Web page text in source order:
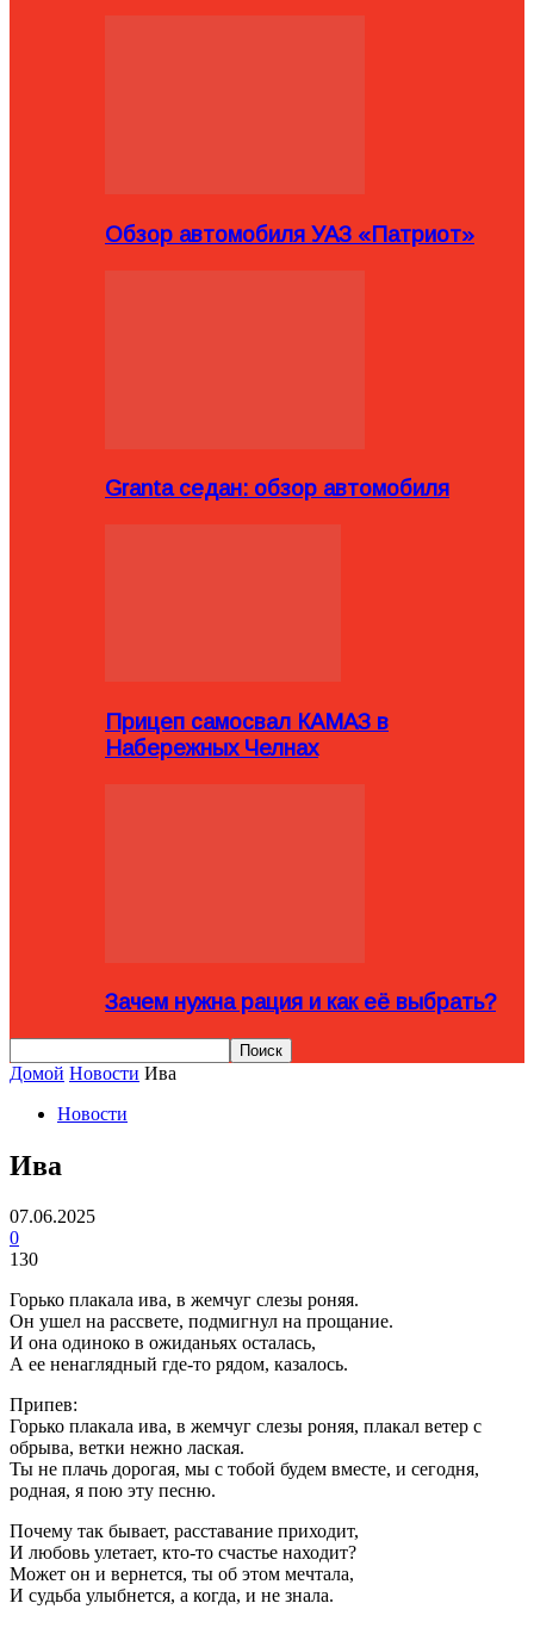
Обзор автомобиля УАЗ «Патриот»
Granta седан: обзор автомобиля
Прицеп самосвал КАМАЗ в
Набережных Челнах
Зачем нужна рация и как её выбрать?
Домой Новости Ива
Новости
Ива
07.06.2025
0
130
Горько плакала ива, в жемчуг слезы роняя.
Он ушел на рассвете, подмигнул на прощание.
И она одиноко в ожиданьях осталась,
А ее ненаглядный где-то рядом, казалось.
Припев:
Горько плакала ива, в жемчуг слезы роняя, плакал ветер с
обрыва, ветки нежно лаская.
Ты не плачь дорогая, мы с тобой будем вместе, и сегодня,
родная, я пою эту песню.
Почему так бывает, расставание приходит,
И любовь улетает, кто-то счастье находит?
Может он и вернется, ты об этом мечтала,
И судьба улыбнется, а когда, и не знала.